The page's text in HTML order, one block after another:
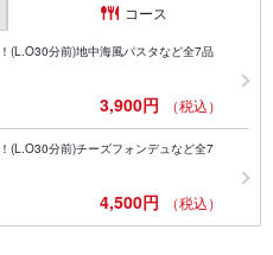
コース
(L.O30分前)地中海風パスタなど全7品
3,900円 （税込）
(L.O30分前)チーズフォンデュなど全7
4,500円 （税込）